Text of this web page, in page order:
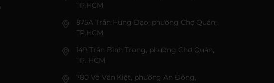
TP.HCM
875A Trần Hưng Đạo, phường Chợ Quán,
TP.HCM
149 Trần Bình Trọng, phường Chợ Quán,
TP. HCM
780 Võ Văn Kiệt, phường An Đông,